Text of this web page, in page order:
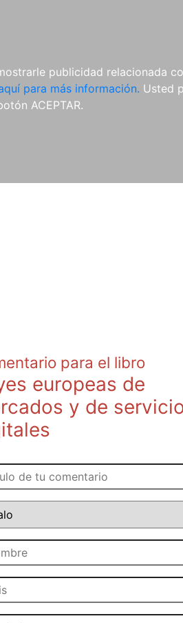
publicidad relacionada
para más información. Usted
ACEPTAR.
AutoresColecciones
para el libro
europeas de
y de